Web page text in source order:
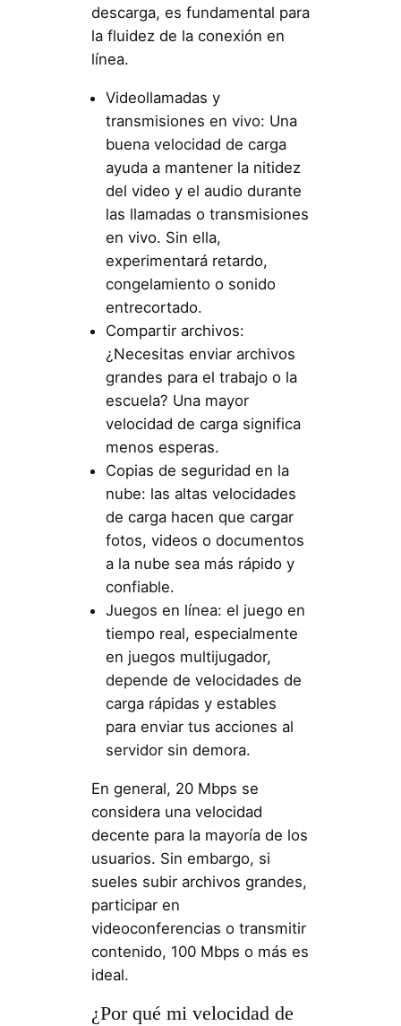
descarga, es fundamental para
la fluidez de la conexión en
línea.
Videollamadas y
transmisiones en vivo: Una
buena velocidad de carga
ayuda a mantener la nitidez
del video y el audio durante
las llamadas o transmisiones
en vivo. Sin ella,
experimentará retardo,
congelamiento o sonido
entrecortado.
Compartir archivos:
¿Necesitas enviar archivos
grandes para el trabajo o la
escuela? Una mayor
velocidad de carga significa
menos esperas.
Copias de seguridad en la
nube: las altas velocidades
de carga hacen que cargar
fotos, videos o documentos
a la nube sea más rápido y
confiable.
Juegos en línea: el juego en
tiempo real, especialmente
en juegos multijugador,
depende de velocidades de
carga rápidas y estables
para enviar tus acciones al
servidor sin demora.
En general, 20 Mbps se
considera una velocidad
decente para la mayoría de los
usuarios. Sin embargo, si
sueles subir archivos grandes,
participar en
videoconferencias o transmitir
contenido, 100 Mbps o más es
ideal.
¿Por qué mi velocidad de